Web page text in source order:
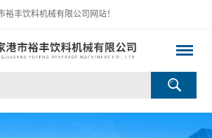
裕丰饮料机械有限公司网站！